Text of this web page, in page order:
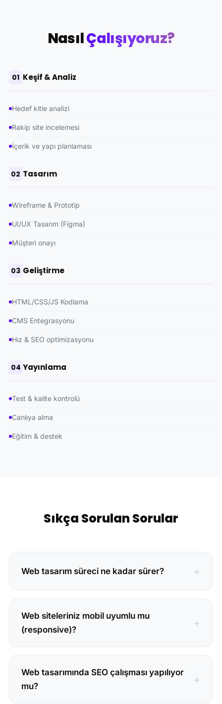
NasılÇalışıyoruz?
01 Keşif & Analiz
Hedef kitle analizi
Rakip site incelemesi
İçerik ve yapı planlaması
02 Tasarım
Wireframe & Prototip
UI/UX Tasarım (Figma)
Müşteri onayı
03 Geliştirme
HTML/CSS/JS Kodlama
CMS Entegrasyonu
Hız & SEO optimizasyonu
04 Yayınlama
Test & kalite kontrolü
Canlıya alma
Eğitim & destek
Sıkça Sorulan Sorular
Web tasarım süreci ne kadar sürer?
Web siteleriniz mobil uyumlu mu
(responsive)?
Web tasarımında SEO çalışması yapılıyor
mu?